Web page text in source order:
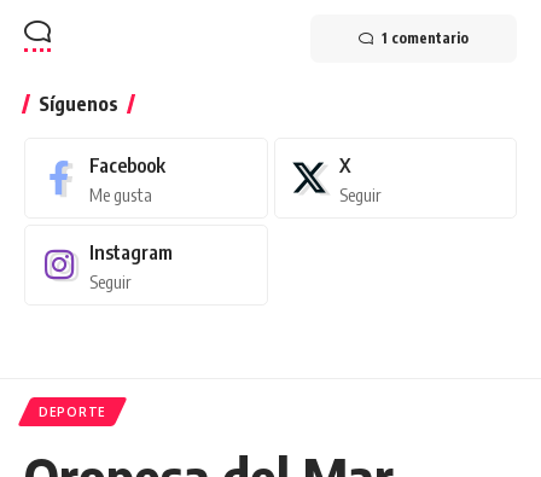
1 comentario
Síguenos
Facebook
Me gusta
X
Seguir
Instagram
Seguir
DEPORTE